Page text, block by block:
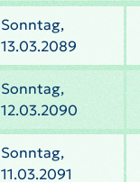
Sonntag,
13.03.2089
Sonntag,
12.03.2090
Sonntag,
11.03.2091